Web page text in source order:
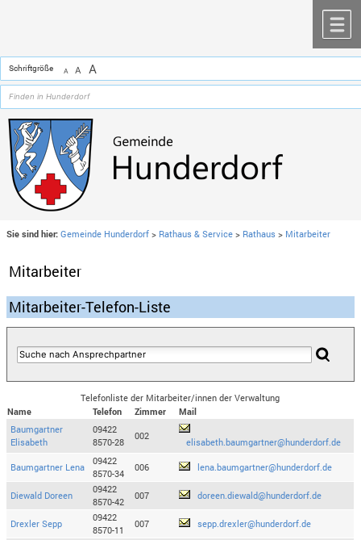
Schriftgröße A A A
Sie sind hier: Gemeinde Hunderdorf > Rathaus & Service > Rathaus > Mitarbeiter
Mitarbeiter
Mitarbeiter-Telefon-Liste
Telefonliste der Mitarbeiter/innen der Verwaltung
Name
Telefon Zimmer
Mail
Baumgartner
Elisabeth
09422
8570-28
002
elisabeth.baumgartner@hunderdorf.de
Baumgartner Lena
09422
8570-34
006 lena.baumgartner@hunderdorf.de
Diewald Doreen
09422
8570-42
007 doreen.diewald@hunderdorf.de
Drexler Sepp
09422
8570-11
007 sepp.drexler@hunderdorf.de